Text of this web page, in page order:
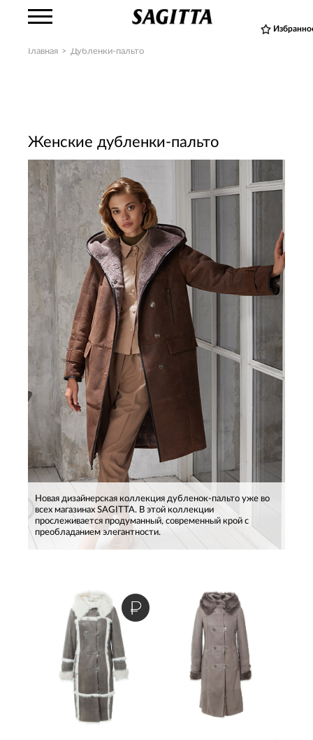
Главная > Дубленки-пальто
Женские дубленки-пальто
Новая дизайнерская коллекция дубленок-пальто уже во
всех магазинах SAGITTA. В этой коллекции
прослеживается продуманный, современный крой с
преобладанием элегантности.